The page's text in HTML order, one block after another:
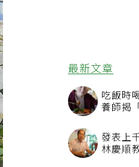
最新文章
吃飯時
養師揭
發表上
林慶